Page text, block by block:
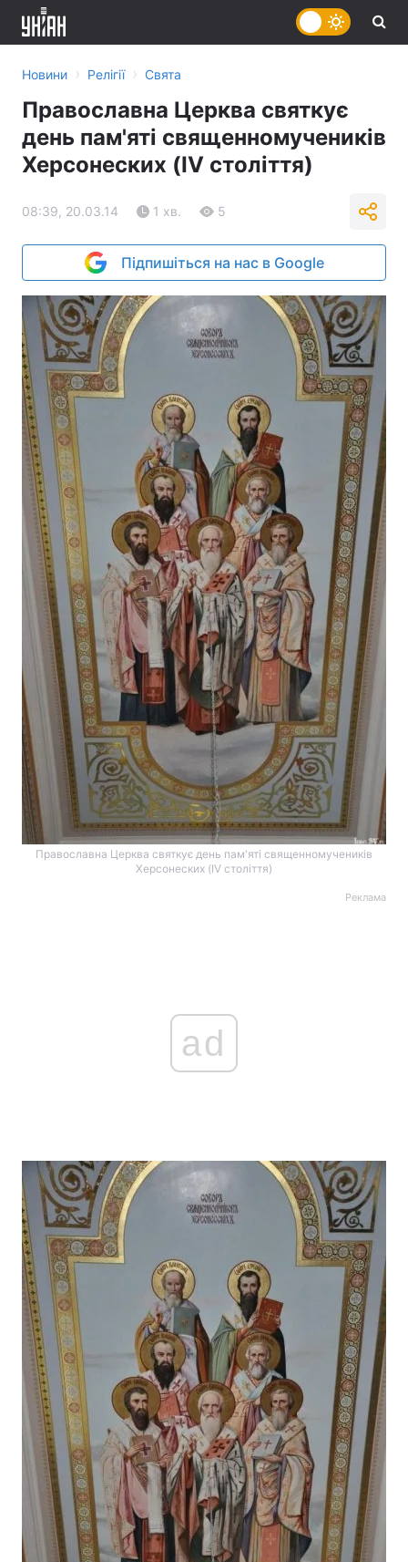
Наука
Лайт
Цікавинки
Екологія Регіони
Лонгріди
Відео з Youtube Статті
Інтерв'ю Думки
Архів Вакансії
Контакти
Послуги
Новини › Релігії › Свята
Православна Церква святкує
день пам'яті священномучеників
Херсонеских (IV століття)
08:39, 20.03.14 1 хв. 5
Підпишіться на нас в Google
Православна Церква святкує день пам'яті священномучеників
Херсонеских (IV століття)
Реклама
ad